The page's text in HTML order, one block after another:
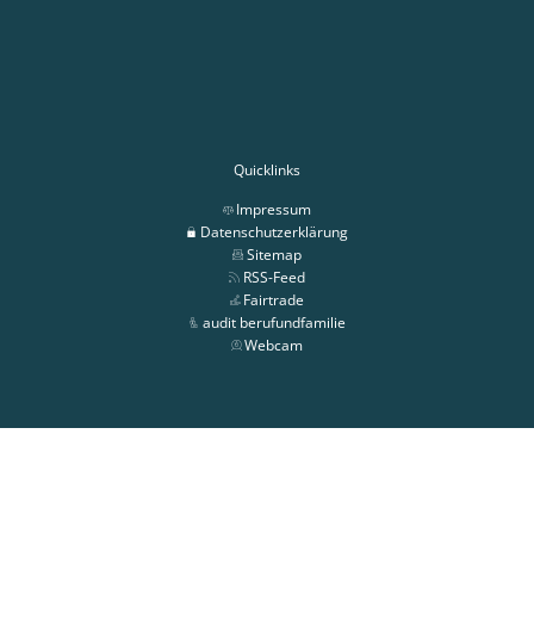
Quicklinks
Impressum
Datenschutzerklärung
Sitemap
RSS-Feed
Fairtrade
audit berufundfamilie
Webcam